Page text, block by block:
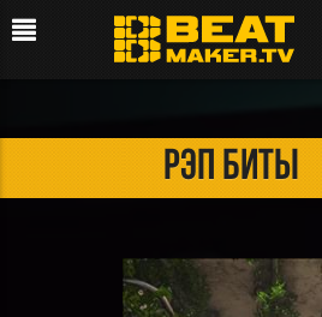
рэп биты